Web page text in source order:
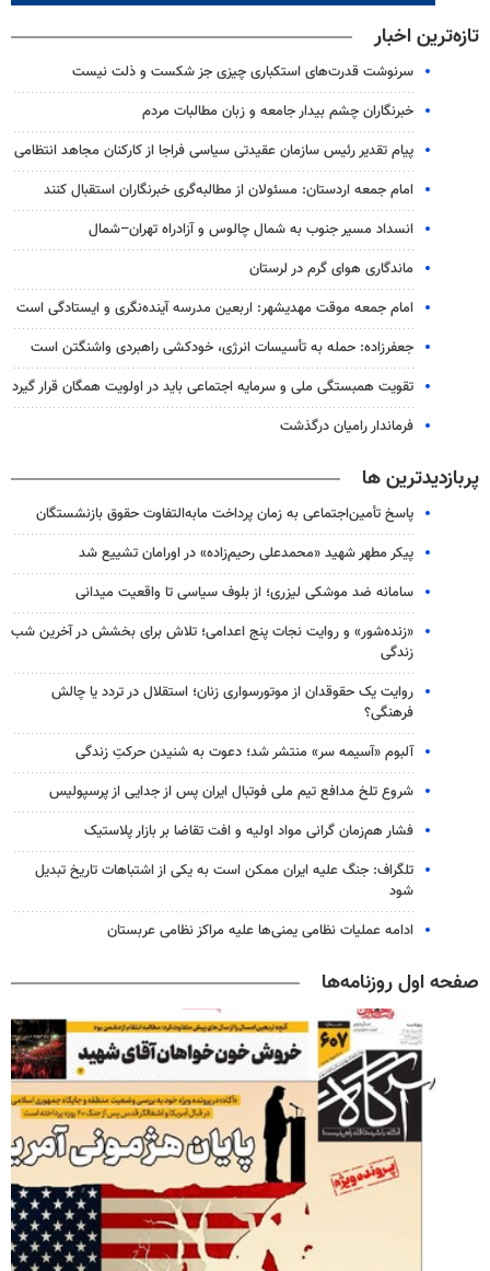
تازه‌ترین اخبار
سرنوشت قدرت‌های استکباری چیزی جز شکست و ذلت نیست
خبرنگاران چشم بیدار جامعه و زبان مطالبات مردم
پیام تقدیر رئیس سازمان عقیدتی سیاسی فراجا از کارکنان مجاهد انتظامی
امام جمعه اردستان: مسئولان از مطالبه‌گری خبرنگاران استقبال کنند
انسداد مسیر جنوب به شمال چالوس و آزادراه تهران–شمال
ماندگاری هوای گرم در لرستان
امام جمعه موقت مهدیشهر: اربعین مدرسه آینده‌نگری و ایستادگی است
جعفرزاده: حمله به تأسیسات انرژی، خودکشی راهبردی واشنگتن است
تقویت همبستگی ملی و سرمایه اجتماعی باید در اولویت همگان قرار گیرد
فرماندار رامیان درگذشت
پربازدیدترین ها
پاسخ تأمین‌اجتماعی به زمان پرداخت مابه‌التفاوت حقوق بازنشستگان
پیکر مطهر شهید «محمدعلی رحیم‌زاده» در اورامان تشییع شد
سامانه ضد موشکی لیزری؛ از بلوف سیاسی تا واقعیت میدانی
«زنده‌شور» و روایت نجات پنج اعدامی؛ تلاش برای بخشش در آخرین شب
زندگی
روایت یک حقوقدان از موتورسواری زنان؛ استقلال در تردد یا چالش
فرهنگی؟
آلبوم «آسیمه سر» منتشر شد؛ دعوت به شنیدن حرکتِ زندگی
شروع تلخ مدافع تیم ملی فوتبال ایران پس از جدایی از پرسپولیس
فشار هم‌زمان گرانی مواد اولیه و افت تقاضا بر بازار پلاستیک
تلگراف: جنگ علیه ایران ممکن است به یکی از اشتباهات تاریخ تبدیل
شود
ادامه عملیات نظامی یمنی‌ها علیه مراکز نظامی عربستان
صفحه اول روزنامه‌ها